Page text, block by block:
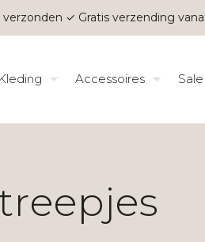
✓ Gratis verzending
Kleding Accessoires Sale